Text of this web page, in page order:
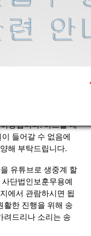
연대회 관련
사항 *
식은 자유롭게 착용
등부 저학년, 중학
용합니다. 아트홀 내
들어갈 수 없음에
해 부탁드립니다.
유튜브로 생중계 할
단법인보훈무용예
에서 관람하시면 됩
활한 진행을 위해 송
려드리나 소리는 송